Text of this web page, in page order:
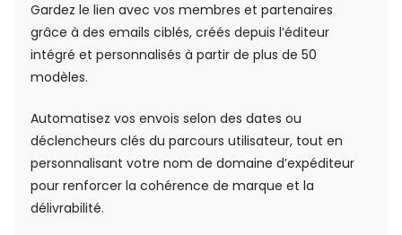
Gardez le lien avec vos membres et partenaires
grâce à des emails ciblés, créés depuis l’éditeur
intégré et personnalisés à partir de plus de 50
modèles.
Automatisez vos envois selon des dates ou
déclencheurs clés du parcours utilisateur, tout en
personnalisant votre nom de domaine d’expéditeur
pour renforcer la cohérence de marque et la
délivrabilité.